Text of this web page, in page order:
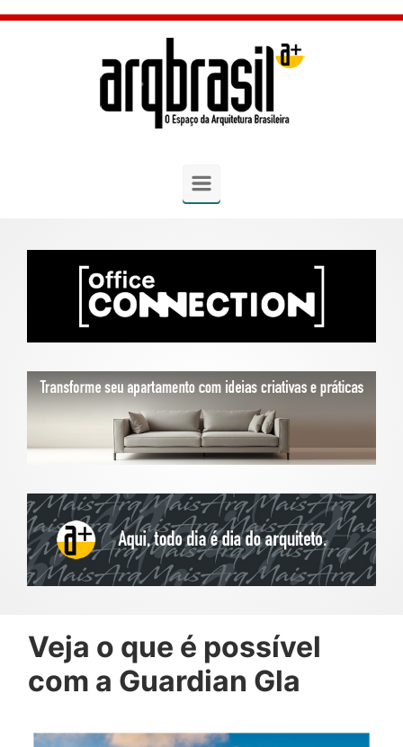
Skip to main content
Veja o que é possível
com a Guardian Gla